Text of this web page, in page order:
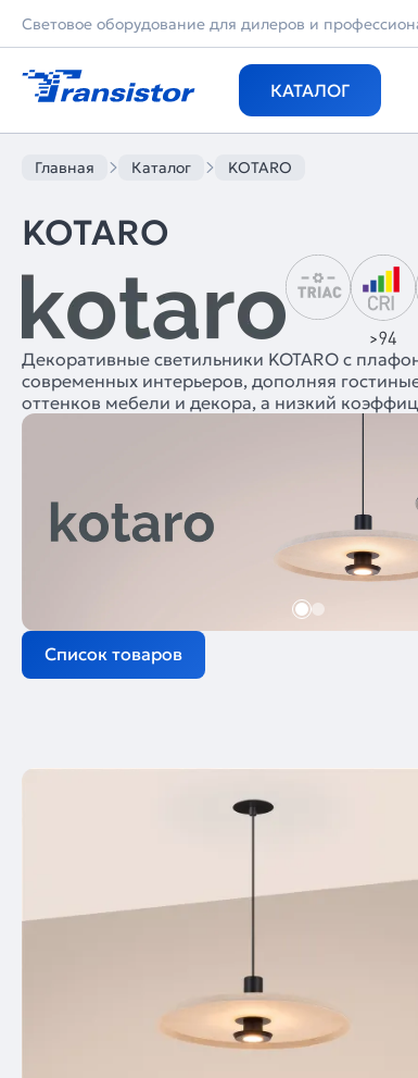
Световое оборудование для дилеров и
КАТАЛОГ
Главная Каталог KOTARO
KOTARO
Декоративные светильники KOTARO с
современных интерьеров, дополняя
оттенков мебели и декора, а низкий
Список товаров